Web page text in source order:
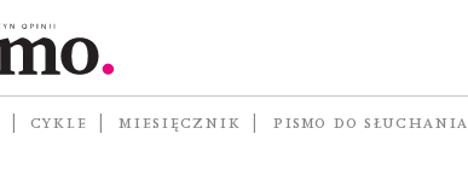
CYKLE MIESIĘCZNIK PISMO DO SŁUCHANIA